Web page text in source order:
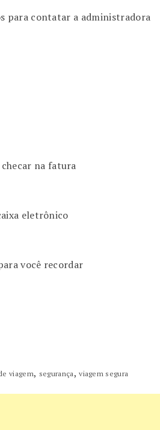
para contatar a administradora
na fatura
eletrônico
você recordar
viagem, segurança,viagem segura